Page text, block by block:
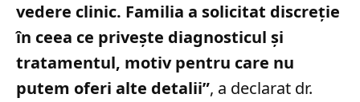
vedere clinic. Familia a solicitat discreție
în ceea ce privește diagnosticul și
tratamentul, motiv pentru care nu
putem oferi alte detalii”, a declarat dr.